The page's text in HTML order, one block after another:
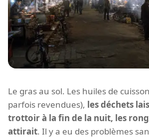
Le gras au sol. Les huiles de
parfois revendues), les déchets
trottoir à la fin de la nuit, les
attirait. Il y a eu des problèmes